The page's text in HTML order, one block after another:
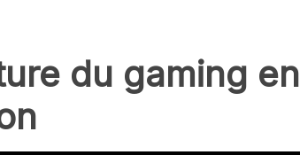
du gaming en